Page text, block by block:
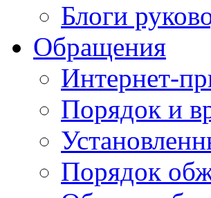
Блоги
Обращения
Интернет-
Порядок и
Порядок